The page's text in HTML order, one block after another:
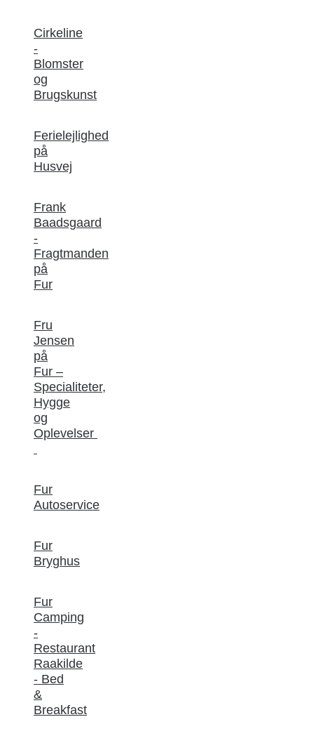
Cirkeline
-
Blomster
og
Brugskunst
Ferielejlighed
på
Husvej
Frank
Baadsgaard
-
Fragtmanden
på
Fur
Fru
Jensen
på
Fur –
Specialiteter,
Hygge
og
Oplevelser
Fur
Autoservice
Fur
Bryghus
Fur
Camping
-
Restaurant
Raakilde
- Bed
&
Breakfast